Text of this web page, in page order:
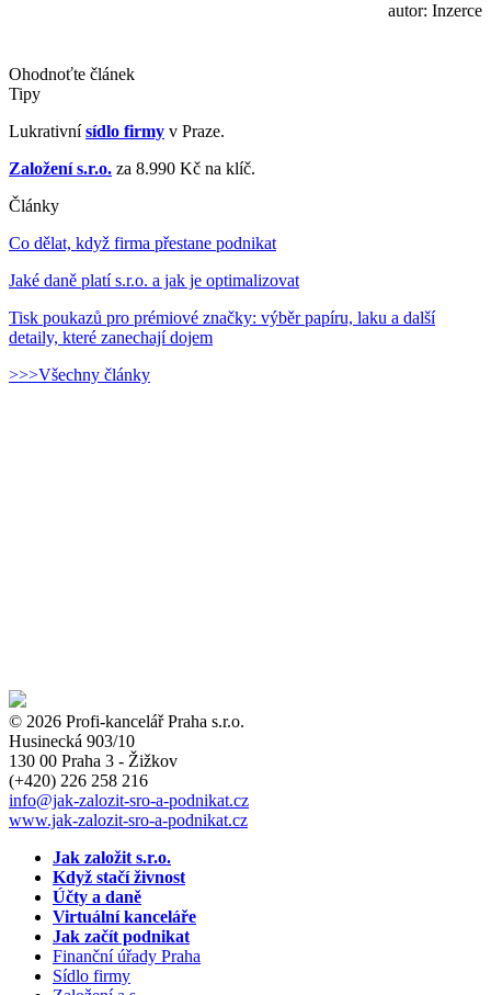
autor: Inzerce
Ohodnoťte článek
Tipy
Lukrativnísídlo firmy v Praze.
Založení s.r.o. za 8.990 Kč na klíč.
Články
Co dělat, když firma přestane podnikat
Jaké daně platí s.r.o. a jak je optimalizovat
Tisk poukazů pro prémiové značky: výběr papíru, laku a další
detaily, které zanechají dojem
>>>Všechny články
© 2026 Profi-kancelář Praha s.r.o.
Husinecká 903/10
130 00 Praha 3 - Žižkov
(+420) 226 258 216
info@jak-zalozit-sro-a-podnikat.cz
www.jak-zalozit-sro-a-podnikat.cz
Jak založit s.r.o.
Když stačí živnost
Účty a daně
Virtuální kanceláře
Jak začít podnikat
Finanční úřady Praha
Sídlo firmy